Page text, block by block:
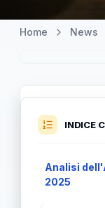
Home News
INDICE
Analisi
2025